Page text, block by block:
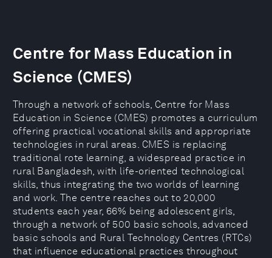
Centre for Mass Education in
Science (CMES)
Through a network of schools, Centre for Mass
Education in Science (CMES) promotes a curriculum
offering practical vocational skills and appropriate
technologies in rural areas. CMES is replacing
traditional rote learning, a widespread practice in
rural Bangladesh, with life-oriented technological
skills, thus integrating the two worlds of learning
and work. The centre reaches out to 20,000
students each year, 66% being adolescent girls,
through a network of 500 basic schools, advanced
basic schools and Rural Technology Centres (RTCs)
that influence educational practices throughout